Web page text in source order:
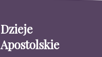
Dzieje
Apostolskie